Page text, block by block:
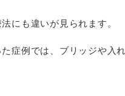
にも違いが見られます。
症例では、ブリッジや入